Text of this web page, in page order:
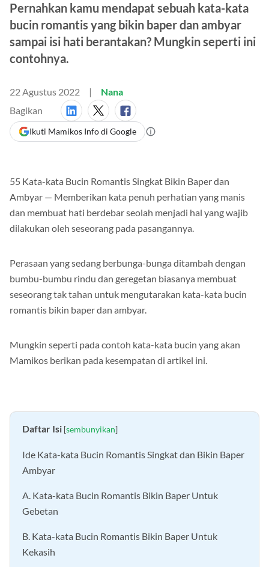
Pernahkan kamu mendapat sebuah kata-kata
bucin romantis yang bikin baper dan ambyar
sampai isi hati berantakan? Mungkin seperti ini
contohnya.
22 Agustus 2022
Nana
Bagikan
Ikuti Mamikos Info di Google
55 Kata-kata Bucin Romantis Singkat Bikin Baper dan
Ambyar — Memberikan kata penuh perhatian yang manis
dan membuat hati berdebar seolah menjadi hal yang wajib
dilakukan oleh seseorang pada pasangannya.
Perasaan yang sedang berbunga-bunga ditambah dengan
bumbu-bumbu rindu dan geregetan biasanya membuat
seseorang tak tahan untuk mengutarakan kata-kata bucin
romantis bikin baper dan ambyar.
Mungkin seperti pada contoh kata-kata bucin yang akan
Mamikos berikan pada kesempatan di artikel ini.
Daftar Isi [sembunyikan]
Ide Kata-kata Bucin Romantis Singkat dan Bikin Baper
Ambyar
A. Kata-kata Bucin Romantis Bikin Baper Untuk
Gebetan
B. Kata-kata Bucin Romantis Bikin Baper Untuk
Kekasih